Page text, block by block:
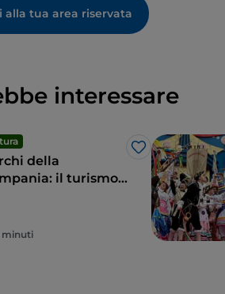
alla tua area riservata
interessare
Like
della
il turismo
minuti